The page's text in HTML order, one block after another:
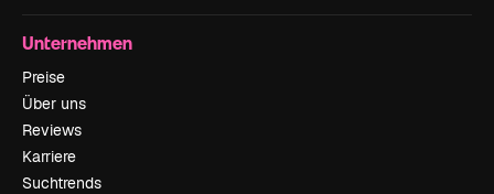
Unternehmen
Preise
Über uns
Reviews
Karriere
Suchtrends